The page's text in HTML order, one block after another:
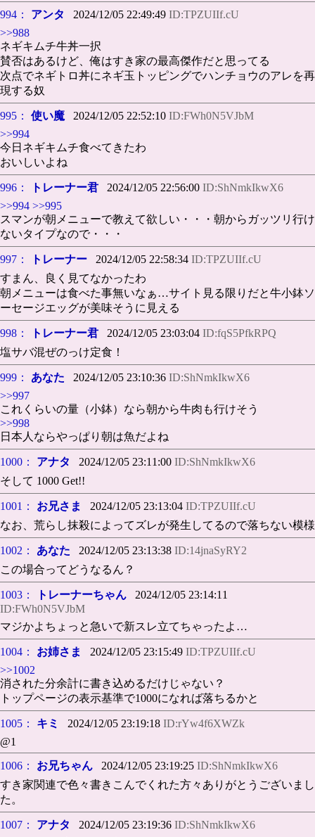
994：
アンタ 2024/12/05 22:49:49 ID:TPZUIIf.cU
>>988
ネギキムチ牛丼一択
賛否はあるけど、俺はすき家の最高傑作だと思ってる
次点でネギトロ丼にネギ玉トッピングでハンチョウのアレを再
現する奴
995： 使い魔 2024/12/05 22:52:10 ID:FWh0N5VJbM
>>994
今日ネギキムチ食べてきたわ
おいしいよね
996： トレーナー君 2024/12/05 22:56:00 ID:ShNmkIkwX6
>>994 >>995
スマンが朝メニューで教えて欲しい・・・朝からガッツリ行け
ないタイプなので・・・
997： トレーナー 2024/12/05 22:58:34 ID:TPZUIIf.cU
すまん、良く見てなかったわ
朝メニューは食べた事無いなぁ…サイト見る限りだと牛小鉢ソ
ーセージエッグが美味そうに見える
998： トレーナー君 2024/12/05 23:03:04 ID:fqS5PfkRPQ
塩サバ混ぜのっけ定食！
999： あなた 2024/12/05 23:10:36 ID:ShNmkIkwX6
>>997
これくらいの量（小鉢）なら朝から牛肉も行けそう
>>998
日本人ならやっぱり朝は魚だよね
1000： アナタ 2024/12/05 23:11:00 ID:ShNmkIkwX6
そして 1000 Get!!
1001： お兄さま 2024/12/05 23:13:04 ID:TPZUIIf.cU
なお、荒らし抹殺によってズレが発生してるので落ちない模様
1002： あなた 2024/12/05 23:13:38 ID:14jnaSyRY2
この場合ってどうなるん？
1003： トレーナーちゃん 2024/12/05 23:14:11
ID:FWh0N5VJbM
マジかよちょっと急いで新スレ立てちゃったよ…
1004： お姉さま 2024/12/05 23:15:49 ID:TPZUIIf.cU
>>1002
消された分余計に書き込めるだけじゃない？
トップページの表示基準で1000になれば落ちるかと
1005： キミ 2024/12/05 23:19:18 ID:rYw4f6XWZk
@1
1006：
お兄ちゃん 2024/12/05 23:19:25 ID:ShNmkIkwX6
すき家関連で色々書きこんでくれた方々ありがとうございまし
た。
1007： アナタ 2024/12/05 23:19:36 ID:ShNmkIkwX6